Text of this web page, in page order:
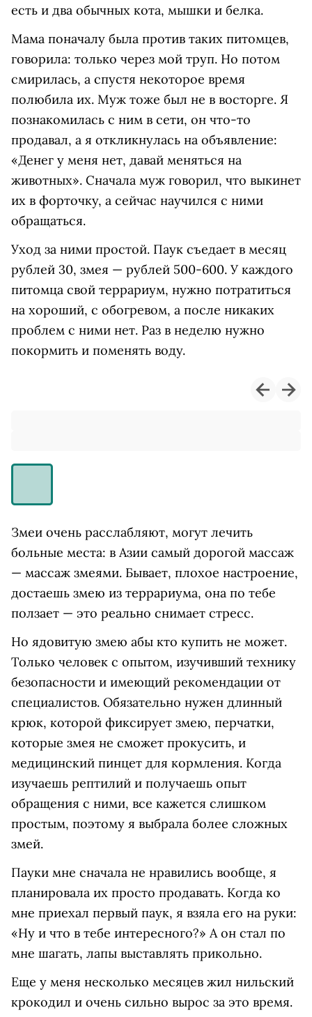
есть и два обычных кота, мышки и белка.
Мама поначалу была против таких питомцев,
говорила: только через мой труп. Но потом
смирилась, а спустя некоторое время
полюбила их. Муж тоже был не в восторге. Я
познакомилась с ним в сети, он что-то
продавал, а я откликнулась на объявление:
«Денег у меня нет, давай меняться на
животных». Сначала муж говорил, что выкинет
их в форточку, а сейчас научился с ними
обращаться.
Уход за ними простой. Паук съедает в месяц
рублей 30, змея — рублей 500-600. У каждого
питомца свой террариум, нужно потратиться
на хороший, с обогревом, а после никаких
проблем с ними нет. Раз в неделю нужно
покормить и поменять воду.
Змеи очень расслабляют, могут лечить
больные места: в Азии самый дорогой массаж
— массаж змеями. Бывает, плохое настроение,
достаешь змею из террариума, она по тебе
ползает — это реально снимает стресс.
Но ядовитую змею абы кто купить не может.
Только человек с опытом, изучивший технику
безопасности и имеющий рекомендации от
специалистов. Обязательно нужен длинный
крюк, которой фиксирует змею, перчатки,
которые змея не сможет прокусить, и
медицинский пинцет для кормления. Когда
изучаешь рептилий и получаешь опыт
обращения с ними, все кажется слишком
простым, поэтому я выбрала более сложных
змей.
Пауки мне сначала не нравились вообще, я
планировала их просто продавать. Когда ко
мне приехал первый паук, я взяла его на руки:
«Ну и что в тебе интересного?» А он стал по
мне шагать, лапы выставлять прикольно.
Еще у меня несколько месяцев жил нильский
крокодил и очень сильно вырос за это время.